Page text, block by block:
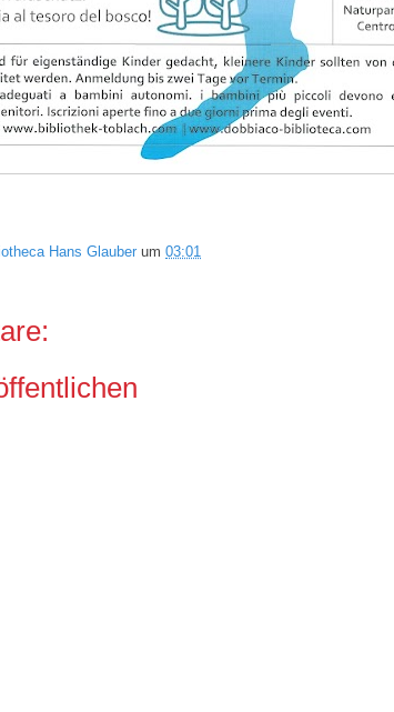
Hans Glauber um 03:01